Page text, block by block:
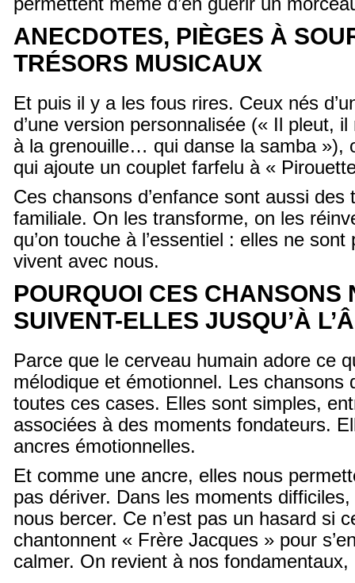
ANECDOTES, PIÈGES À
TRÉSORS MUSICAUX
Et puis il y a les fous rires. Ceux nés
d’une version personnalisée (« Il pleut, il
à la grenouille… qui danse la samba »),
qui ajoute un couplet farfelu à «
Ces chansons d’enfance sont aussi
familiale. On les transforme, on les
qu’on touche à l’essentiel : elles ne
vivent avec nous.
POURQUOI CES CHANSONS
SUIVENT-ELLES JUSQU’À
Parce que le cerveau humain adore ce
mélodique et émotionnel. Les chansons
toutes ces cases. Elles sont simples,
associées à des moments fondateurs.
ancres émotionnelles.
Et comme une ancre, elles nous
pas dériver. Dans les moments
nous bercer. Ce n’est pas un hasard si
chantonnent « Frère Jacques » pour
calmer. On revient à nos